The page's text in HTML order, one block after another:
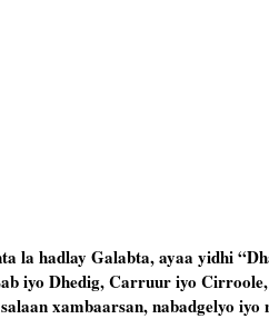
la hadlay Galabta, ayaa yidhi
iyo Dhedig, Carruur iyo
xambaarsan, nabadgelyo